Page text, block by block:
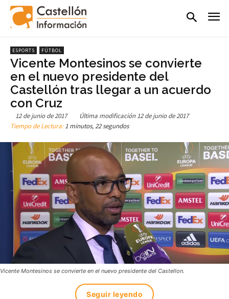
ESPORTS FÚTBOL
Vicente Montesinos se convierte
en el nuevo presidente del
Castellón tras llegar a un acuerdo
con Cruz
12 de junio de 2017 Última modificación 12 de junio de 2017
Tiempo de Lectura:1 minutos, 22 segundos
Vicente Montesinos se convierte en el nuevo presidente del Castellon.
Seguir leyendo